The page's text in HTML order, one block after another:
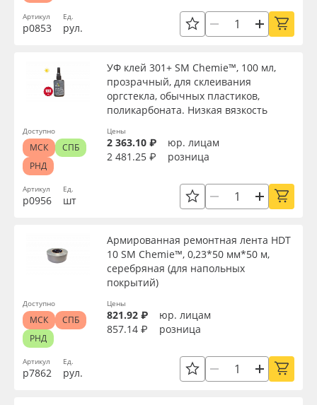
Артикул
р0853
Ед.
рул.
Артикул
р0956
УФ клей 301+ SM Chemie™, 100 мл,
прозрачный, для склеивания
оргстекла, обычных пластиков,
поликарбоната. Низкая вязкость
Ед.
шт
Цены
2 363.10 ₽
юр. лицам
2 481.25 ₽
розница
Доступно
МСК
СПБ
РНД
Артикул
р7862
Армированная ремонтная лента HDT
10 SM Chemie™, 0,23*50 мм*50 м,
серебряная (для напольных
покрытий)
Ед.
рул.
Цены
821.92 ₽
юр. лицам
857.14 ₽
розница
Доступно
МСК
СПБ
РНД